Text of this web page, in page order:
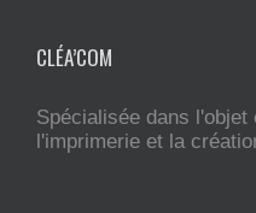
CLÉA’COM
Spécialisée dans
l'imprimerie et la